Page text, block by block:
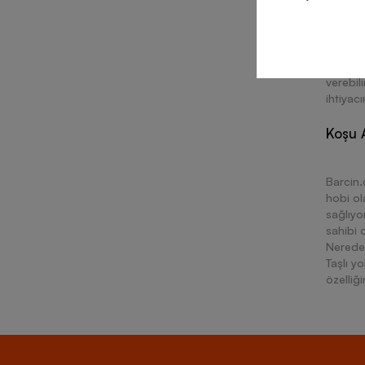
Koşu
Koşu
hobi
sahibi
Nerede
Taşlı